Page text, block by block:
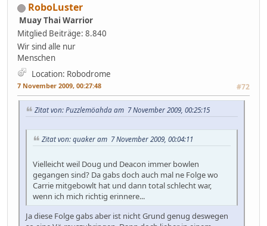
RoboLuster
Muay Thai Warrior
Mitglied Beiträge: 8.840
Wir sind alle nur
Menschen
Location: Robodrome
7 November 2009, 00:27:48 #72
Zitat von: Puzzlemöahda am 7 November 2009, 00:25:15
Zitat von: quaker am 7 November 2009, 00:04:11
Vielleicht weil Doug und Deacon immer bowlen
gegangen sind? Da gabs doch auch mal ne Folge wo
Carrie mitgebowlt hat und dann total schlecht war,
wenn ich mich richtig erinnere...
Ja diese Folge gabs aber ist nicht Grund genug deswegen